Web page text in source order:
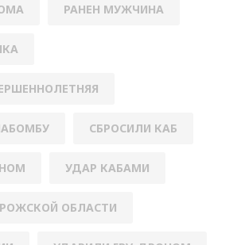
РАНЕН МУЖЧИНА
СБРОСИЛИ КАБ
УДАР КАБАМИ
ОБЛАСТИ